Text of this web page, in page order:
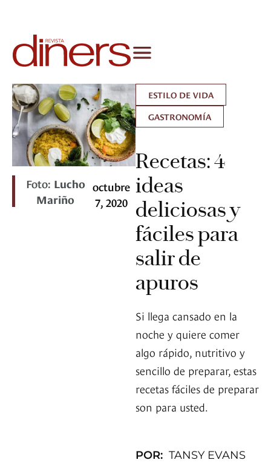
Foto: Lucho
Mariño
octubre
7, 2020
ESTILO DE VIDA
GASTRONOMÍA
Recetas: 4
ideas
deliciosas y
fáciles para
salir de
apuros
Si llega cansado en la
noche y quiere comer
algo rápido, nutritivo y
sencillo de preparar, estas
recetas fáciles de preparar
son para usted.
POR: TANSY EVANS